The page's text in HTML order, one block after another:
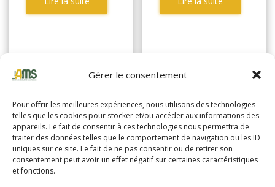
Gérer le consentement
Pour offrir les meilleures expériences, nous utilisons des technologies
telles que les cookies pour stocker et/ou accéder aux informations des
appareils. Le fait de consentir à ces technologies nous permettra de
traiter des données telles que le comportement de navigation ou les ID
uniques sur ce site. Le fait de ne pas consentir ou de retirer son
consentement peut avoir un effet négatif sur certaines caractéristiques
et fonctions.